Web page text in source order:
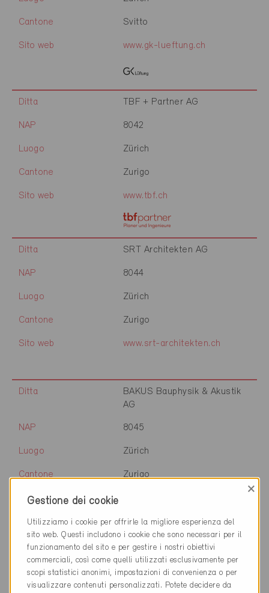
Cantone Svitto
Sito web www.gk-lueftung.ch
Ditta TBF + Partner AG
NAP 8042
Luogo Zürich
Cantone Zurigo
Sito web www.tbf.ch
Ditta SRT Architekten AG
NAP 8044
Luogo Zürich
Cantone Zurigo
Sito web www.srt-architekten.ch
Ditta
BAKUS Bauphysik & Akustik
AG
NAP 8045
Luogo Zürich
Cantone Zurigo
Sito web
Ditta Swiss Property AG
NAP 8045
Gestione dei cookie
×
Utilizziamo i cookie per offrirle la migliore esperienza del
sito web. Questi includono i cookie che sono necessari per il
funzionamento del sito e per gestire i nostri obiettivi
commerciali, così come quelli utilizzati esclusivamente per
scopi statistici anonimi, impostazioni di convenienza o per
visualizzare contenuti personalizzati. Potete decidere da